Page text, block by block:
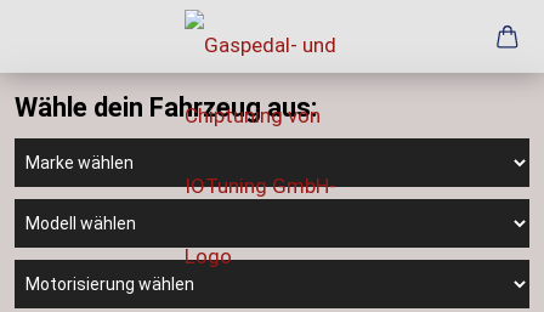
Wähle dein Fahrzeug aus: